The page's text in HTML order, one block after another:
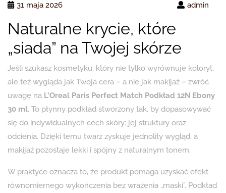
31 maja 2026 admin
Naturalne krycie, które
„siada” na Twojej skórze
Jeśli szukasz kosmetyku, który nie tylko wyrównuje koloryt,
ale też wygląda jak Twoja cera – a nie jak makijaż – zwróć
uwagę na L’Oreal Paris Perfect Match Podkład 12N Ebony
30 ml. To płynny podkład stworzony tak, by dopasowywać
się do indywidualnych cech skóry: jej struktury oraz
odcienia. Dzięki temu twarz zyskuje jednolity wygląd, a
makijaż pozostaje lekki i spójny z naturalnym tonem.
W praktyce oznacza to, że produkt pomaga uzyskać efekt
równomiernego wykończenia bez wrażenia „maski”. Podkład